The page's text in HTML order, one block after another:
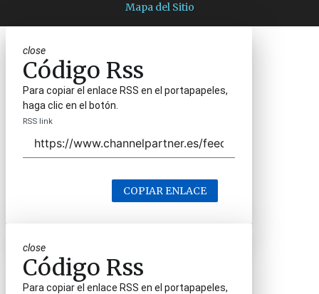
Mapa del Sitio
close
Código Rss
Para copiar el enlace RSS en el portapapeles,
haga clic en el botón.
RSS link
COPIAR ENLACE
close
Código Rss
Para copiar el enlace RSS en el portapapeles,